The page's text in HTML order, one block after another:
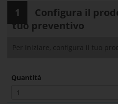
1
Configura il
tuo preventivo
Per iniziare, configura il tuo
Quantità